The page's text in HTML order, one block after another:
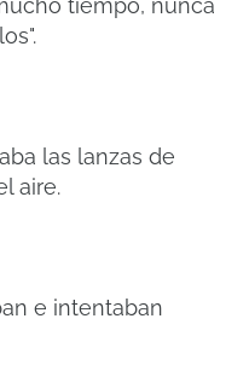
tiempo, nunca
las lanzas de
aire.
e intentaban